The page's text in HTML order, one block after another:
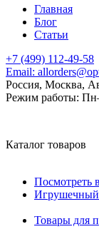
Главная
Блог
Статьи
+7 (499) 112-49-58
Email:
Россия, Москва,
Режим работы:
Каталог товаров
Посмотреть
Игрушечный
Товары для